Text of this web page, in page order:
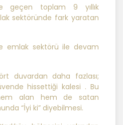
ve
Olmasını
temel
meşru
alarak işlediği
ve güncel
ve bu
geçen toplam 9 yıllık
sektöründe fark yaratan
emlak sektörü ile devam
duvardan daha fazlası;
hissettiği kalesi . Bu
alan hem de satan
“İyi ki” diyebilmesi.